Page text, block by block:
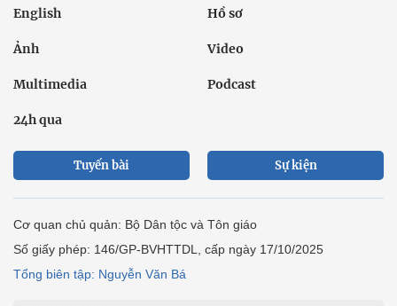
English Hồ sơ
Ảnh Video
Multimedia Podcast
24h qua
Tuyến bài Sự kiện
Cơ quan chủ quản: Bộ Dân tộc và Tôn giáo
Số giấy phép: 146/GP-BVHTTDL, cấp ngày 17/10/2025
Tổng biên tập: Nguyễn Văn Bá